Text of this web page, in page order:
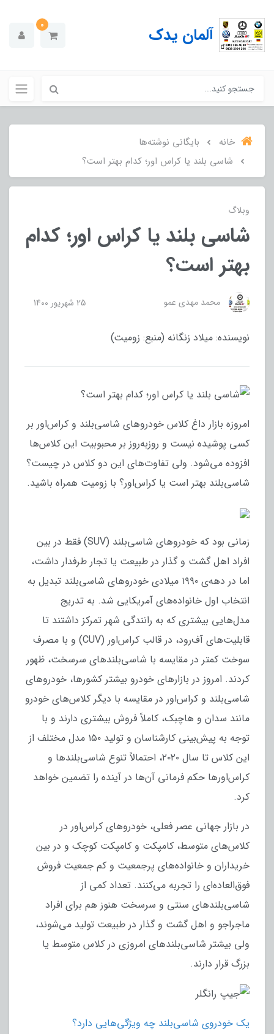
آلمان یدک 0
خانه
بایگانی نوشته‌ها
شاسی بلند یا کراس اور؛ کدام بهتر است؟
وبلاگ
شاسی بلند یا کراس اور؛ کدام
بهتر است؟
محمد مهدی عمو 25 شهریور 1400
نویسنده: میلاد زنگانه (منبع: زومیت)
امروزه بازار داغ کلاس خودروهای شاسی‌بلند و کراس‌اور بر
کسی پوشیده نیست و روز‌به‌روز بر محبوبیت این کلاس‌ها
افزوده می‌شود. ولی تفاوت‌های این دو کلاس در چیست؟
شاسی‌بلند بهتر است یا کراس‌اور؟ با زومیت همراه باشید.
زمانی بود که خودروهای شاسی‌بلند (SUV) فقط در بین
افراد اهل گشت و گذار در طبیعت یا تجار طرفدار داشت،
اما در دهه‌ی ۱۹۹۰ میلادی خودروهای شاسی‌بلند تبدیل به
انتخاب اول خانواده‌های آمریکایی شد. به تدریج
مدل‌هایی بیشتری که به رانندگی شهر تمرکز داشتند تا
قابلیت‌های آف‌رود، در قالب کراس‌اور (CUV) و با مصرف
سوخت کمتر در مقایسه با شاسی‌بلندهای سرسخت، ظهور
کردند. امروز در بازارهای خودرو بیشتر کشورها، خودروهای
شاسی‌بلند و کراس‌اور در مقایسه با دیگر کلاس‌های خودرو
مانند سدان و هاچبک، کاملاً فروش بیشتری دارند و با
توجه به پیش‌بینی کارشناسان و تولید ۱۵۰ مدل مختلف از
این کلاس تا سال ۲۰۲۰، احتمالاً تنوع شاسی‌بلندها و
کراس‌اورها حکم فرمانی آن‌ها در آینده را تضمین خواهد
کرد.
در بازار جهانی عصر فعلی، خودروهای کراس‌اور در
کلاس‌های متوسط، کامپکت و کامپکت کوچک و در بین
خریداران و خانواده‌های پرجمعیت و کم جمعیت فروش
فوق‌العاده‌ای را تجربه می‌کنند. تعداد کمی از
شاسی‌بلندهای سنتی و سرسخت هنوز هم برای افراد
ماجراجو و اهل گشت و گذار در طبیعت تولید می‌شوند،
ولی بیشتر شاسی‌بلندهای امروزی در کلاس متوسط یا
بزرگ قرار دارند.
یک خودروی شاسی‌بلند چه ویژگی‌هایی دارد؟